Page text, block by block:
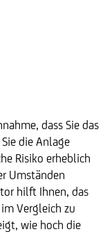
dass Sie das
die Anlage
Risiko erheblich
Umständen
hilft Ihnen, das
Vergleich zu
wie hoch die